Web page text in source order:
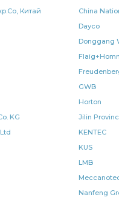
КАМАЗ ЛААЗ
клапан
рулевого управления КАМАЗ
БРТ РЕМКОМПЛЕКТ
КАМАЗ
Китай
China
Dayco
Donggang
GWB
Horton
KG
Jilin
KENTEC
KUS
LMB
Nanfeng